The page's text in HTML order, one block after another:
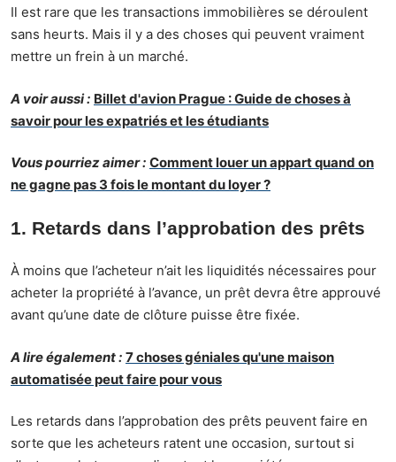
Il est rare que les transactions immobilières se déroulent
sans heurts. Mais il y a des choses qui peuvent vraiment
mettre un frein à un marché.
A voir aussi : Billet d'avion Prague : Guide de choses à
savoir pour les expatriés et les étudiants
Vous pourriez aimer : Comment louer un appart quand on
ne gagne pas 3 fois le montant du loyer ?
1. Retards dans l’approbation des prêts
À moins que l’acheteur n’ait les liquidités nécessaires pour
acheter la propriété à l’avance, un prêt devra être approuvé
avant qu’une date de clôture puisse être fixée.
A lire également : 7 choses géniales qu'une maison
automatisée peut faire pour vous
Les retards dans l’approbation des prêts peuvent faire en
sorte que les acheteurs ratent une occasion, surtout si